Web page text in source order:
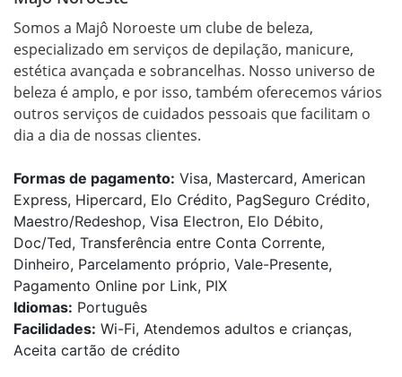
Somos a Majô Noroeste um clube de beleza,
especializado em serviços de depilação, manicure,
estética avançada e sobrancelhas. Nosso universo de
beleza é amplo, e por isso, também oferecemos vários
outros serviços de cuidados pessoais que facilitam o
dia a dia de nossas clientes.
Formas de pagamento: Visa, Mastercard, American
Express, Hipercard, Elo Crédito, PagSeguro Crédito,
Maestro/Redeshop, Visa Electron, Elo Débito,
Doc/Ted, Transferência entre Conta Corrente,
Dinheiro, Parcelamento próprio, Vale-Presente,
Pagamento Online por Link, PIX
Idiomas: Português
Facilidades: Wi-Fi, Atendemos adultos e crianças,
Aceita cartão de crédito